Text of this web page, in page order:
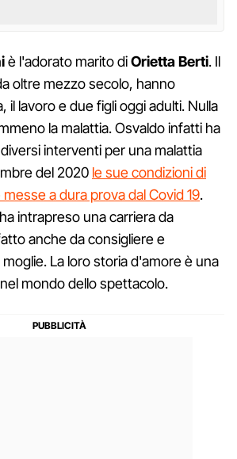
è l'adorato marito diOrietta Berti. Il
oltre mezzo secolo, hanno
il lavoro e due figli oggi adulti. Nulla
la malattia. Osvaldo infatti ha
interventi per una malattia
del 2020 le sue condizioni di
a dura prova dal Covid 19.
intrapreso una carriera da
anche da consigliere e
La loro storia d'amore è una
mondo dello spettacolo.